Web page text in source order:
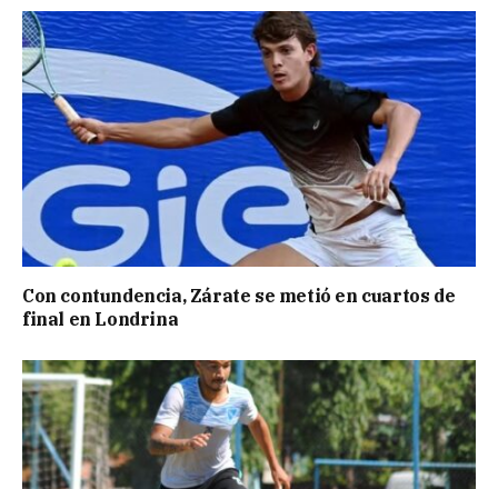
Con contundencia, Zárate se metió en cuartos de
final en Londrina